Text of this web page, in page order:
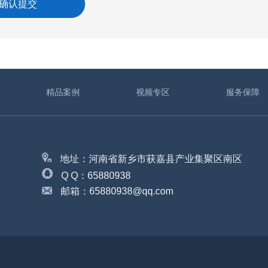
精品案例 视频专区 服务保障
地址：河南省新乡市获嘉县产业集聚区南区
Q Q：65880938
邮箱：65880938@qq.com